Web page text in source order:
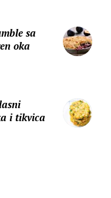
sa
oka
i tikvica